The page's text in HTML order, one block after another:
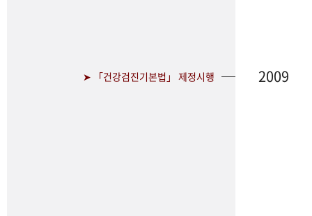
➤ 「건강검진기본법」 제정시행 2009